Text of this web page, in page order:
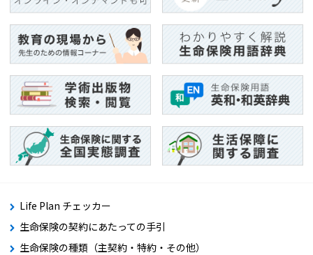
Life Plan チェッカー
生命保険の契約にあたっての手引
生命保険の種類（主契約・特約・その他）